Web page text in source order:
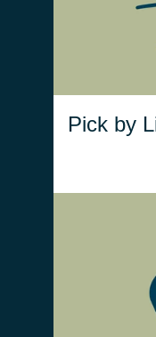
Pick by
di